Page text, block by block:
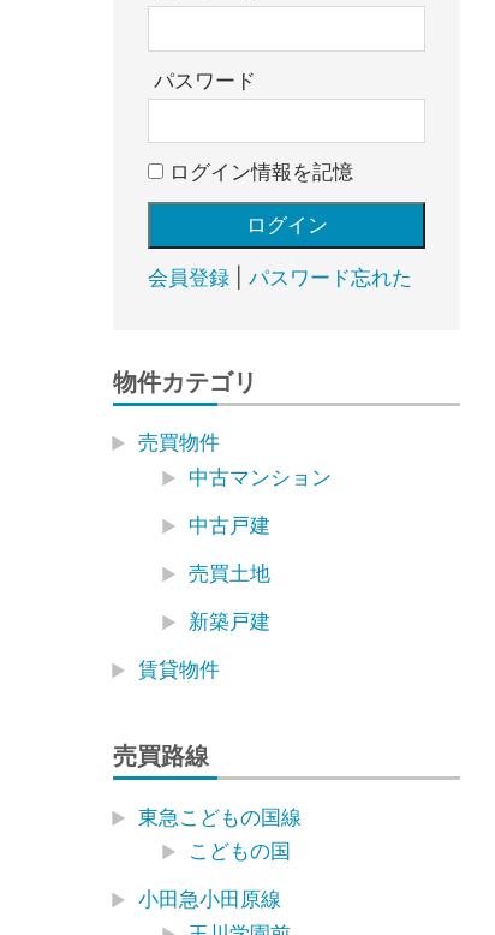
却・
BEST
HOUSE
パスワード
ログイン情報を記憶
会員登録| パスワード忘れた
物件カテゴリ
売買物件
中古マンション
中古戸建
売買土地
新築戸建
賃貸物件
売買路線
東急こどもの国線
こどもの国
小田急小田原線